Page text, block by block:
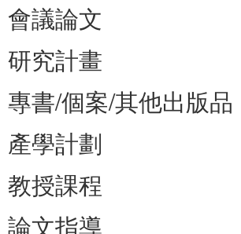
會議論文
研究計畫
專書/個案/其他出版品
產學計劃
教授課程
論文指導